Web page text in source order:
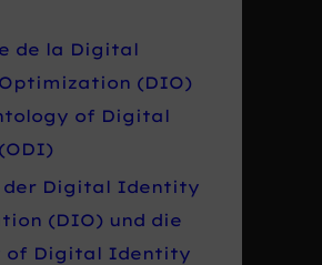
de la Digital
(DIO)
of Digital
der Digital Identity
(DIO) und die
of Digital Identity